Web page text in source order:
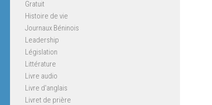
Gratuit
Histoire de vie
Journaux Béninois
Leadership
Législation
Littérature
Livre audio
Livre d'anglais
Livret de prière